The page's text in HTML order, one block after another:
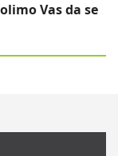
Vas da se